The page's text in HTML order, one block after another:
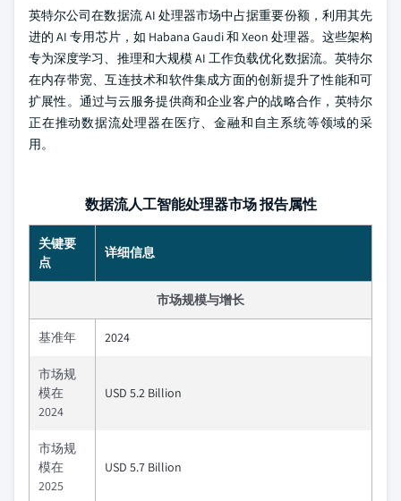
英特尔公司在数据流 AI 处理器市场中占据重要份额，利用其先
进的 AI 专用芯片，如 Habana Gaudi 和 Xeon 处理器。这些架构
专为深度学习、推理和大规模 AI 工作负载优化数据流。英特尔
在内存带宽、互连技术和软件集成方面的创新提升了性能和可
扩展性。通过与云服务提供商和企业客户的战略合作，英特尔
正在推动数据流处理器在医疗、金融和自主系统等领域的采
用。
数据流人工智能处理器市场 报告属性
关键要
点
详细信息
市场规模与增长
基准年 2024
市场规
模在
2024
USD 5.2 Billion
市场规
模在
2025
USD 5.7 Billion